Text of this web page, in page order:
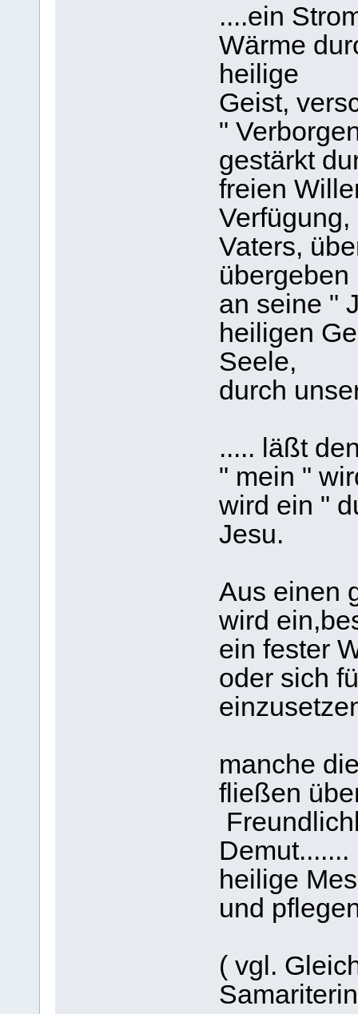
....ein
Wärme
heilige
Geist,
"
gestärkt
freien
Vaters,
übergeben
an seine "
heiligen
Seele,
durch
..... läßt
" mein "
wird ein "
Jesu.
Aus einen
wird
ein fester
oder sich
manche
fließen
heilige
und
( vgl.